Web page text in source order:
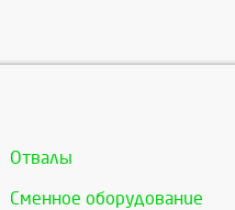
Отвалы
Сменное оборудование